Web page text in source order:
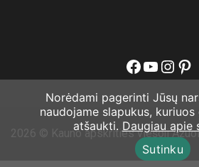
Facebook
YouTube
2026 © Kauno apskrities viešoji
Norėdami pagerinti Jūsų
naudojame slapukus,
atšaukti. Daugiau apie
Sutinku